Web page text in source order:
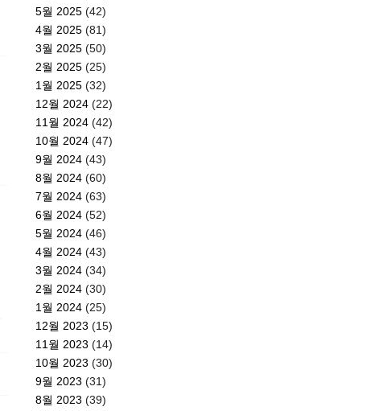
5월 2025 (42)
4월 2025 (81)
3월 2025 (50)
2월 2025 (25)
1월 2025 (32)
12월 2024 (22)
11월 2024 (42)
10월 2024 (47)
9월 2024 (43)
8월 2024 (60)
7월 2024 (63)
6월 2024 (52)
5월 2024 (46)
4월 2024 (43)
3월 2024 (34)
2월 2024 (30)
1월 2024 (25)
12월 2023 (15)
11월 2023 (14)
10월 2023 (30)
9월 2023 (31)
8월 2023 (39)